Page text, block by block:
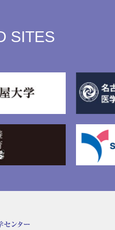
SITES